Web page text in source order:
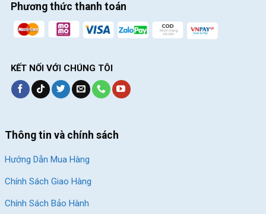
Phương thức thanh toán
KẾT NỐI VỚI CHÚNG TÔI
Thông tin và chính sách
Hướng Dẫn Mua Hàng
Chính Sách Giao Hàng
Chính Sách Bảo Hành